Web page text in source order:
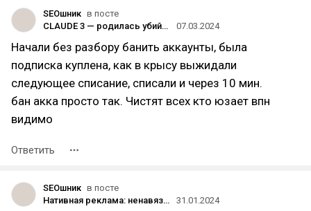
SEOшник в посте
CLAUDE 3 — родилась убийца ChatGPT4 и Gemini Ultra. Как начать пользоваться бесплатно?
07.03.2024
Начали без разбору банить аккаунты, была
подписка куплена, как в крысу выжидали
следующее списание, списали и через 10 мин.
бан акка просто так. Чистят всех кто юзает впн
видимо
Ответить
SEOшник в посте
Нативная реклама: ненавязчивое продвижение, которое нравится пользователям
31.01.2024